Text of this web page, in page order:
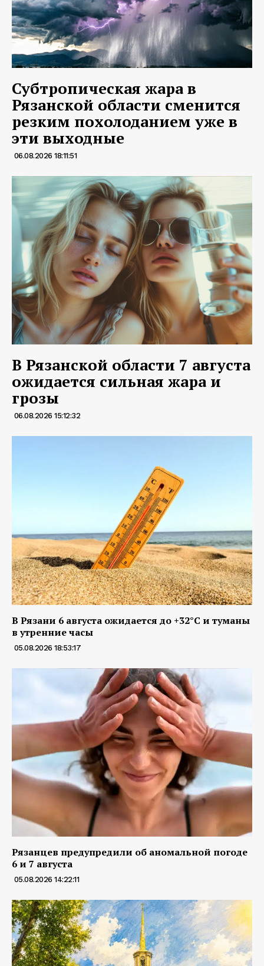
Субтропическая жара в
Рязанской области сменится
резким похолоданием уже в
эти выходные
06.08.2026 18:11:51
В Рязанской области 7 августа
ожидается сильная жара и
грозы
06.08.2026 15:12:32
В Рязани 6 августа ожидается до +32°С и туманы
в утренние часы
05.08.2026 18:53:17
Рязанцев предупредили об аномальной погоде
6 и 7 августа
05.08.2026 14:22:11